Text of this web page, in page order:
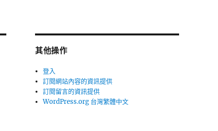
其他操作
登入
訂閱網站內容的資訊提供
訂閱留言的資訊提供
WordPress.org 台灣繁體中文